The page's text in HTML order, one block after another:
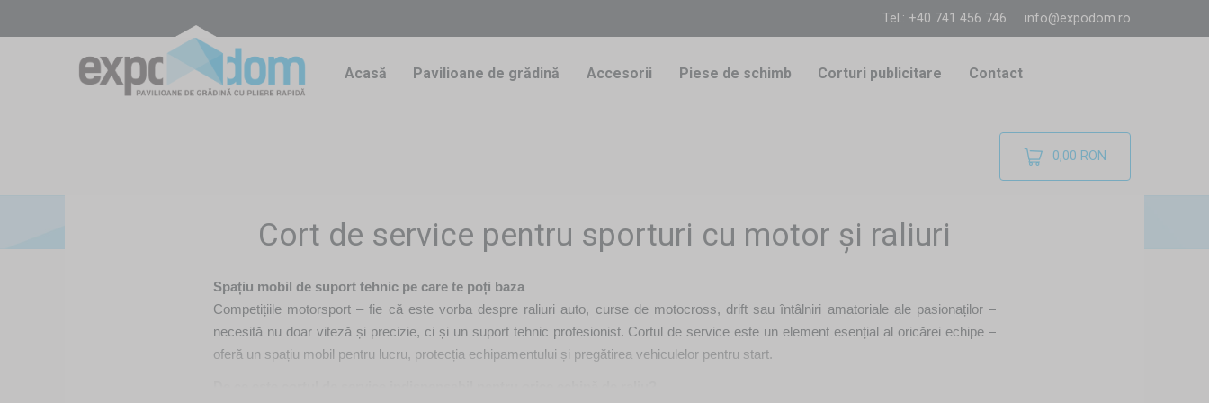
Tel.: +40 741 456 746 info@expodom.ro
Acasă Pavilioane de grădină Accesorii Piese de schimb Corturi publicitare Contact
0,00 RON
Cort de service pentru sporturi cu motor și raliuri
Spațiu mobil de suport tehnic pe care te poți baza
Competițiile motorsport – fie că este vorba despre raliuri auto, curse de motocross, drift sau întâlniri amatoriale ale pasionaților –
necesită nu doar viteză și precizie, ci și un suport tehnic profesionist. Cortul de service este un element esențial al oricărei echipe –
oferă un spațiu mobil pentru lucru, protecția echipamentului și pregătirea vehiculelor pentru start.